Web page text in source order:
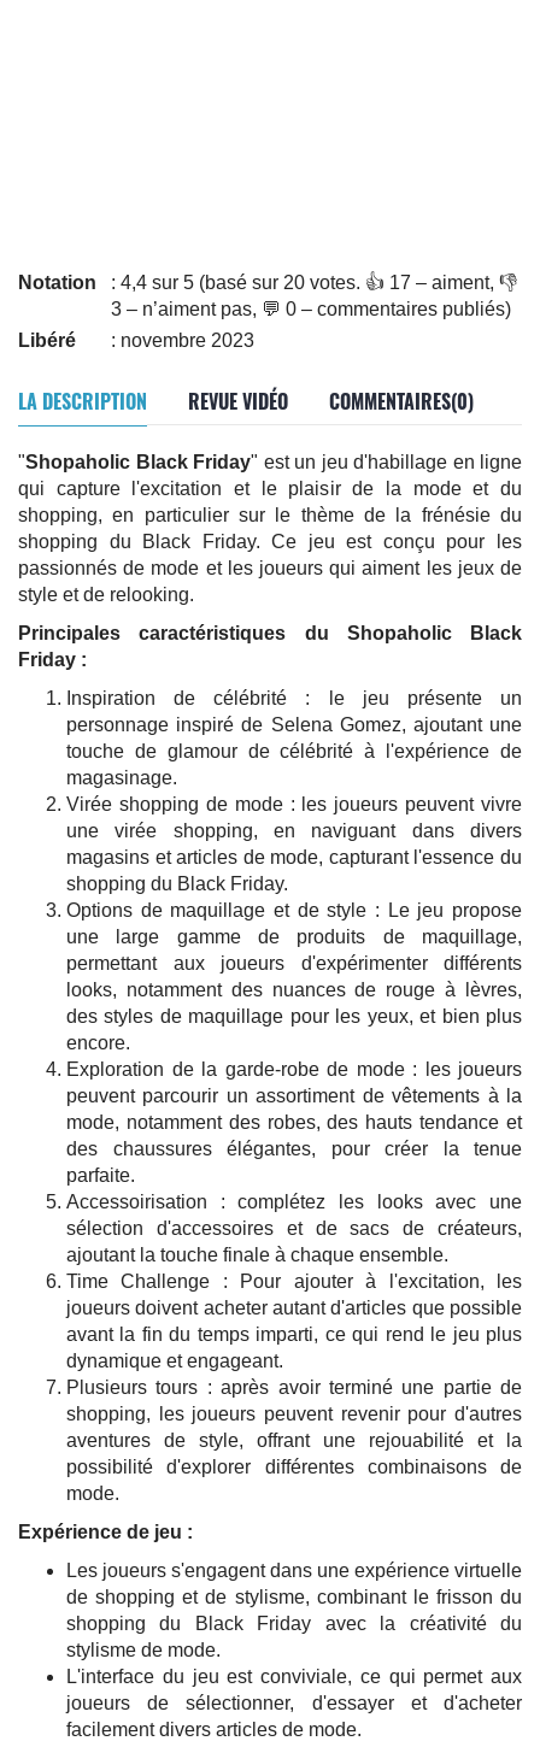
Notation
: 4,4 sur 5 (basé sur 20 votes. 👍 17 – aiment, 👎
3 – n’aiment pas, 💬 0 – commentaires publiés)
Libéré
: novembre 2023
LA DESCRIPTION REVUE VIDÉO COMMENTAIRES(0)
"Shopaholic Black Friday" est un jeu d'habillage en ligne
qui capture l'excitation et le plaisir de la mode et du
shopping, en particulier sur le thème de la frénésie du
shopping du Black Friday. Ce jeu est conçu pour les
passionnés de mode et les joueurs qui aiment les jeux de
style et de relooking.
Principales caractéristiques du Shopaholic Black
Friday :
Inspiration de célébrité : le jeu présente un
personnage inspiré de Selena Gomez, ajoutant une
touche de glamour de célébrité à l'expérience de
magasinage.
Virée shopping de mode : les joueurs peuvent vivre
une virée shopping, en naviguant dans divers
magasins et articles de mode, capturant l'essence du
shopping du Black Friday.
Options de maquillage et de style : Le jeu propose
une large gamme de produits de maquillage,
permettant aux joueurs d'expérimenter différents
looks, notamment des nuances de rouge à lèvres,
des styles de maquillage pour les yeux, et bien plus
encore.
Exploration de la garde-robe de mode : les joueurs
peuvent parcourir un assortiment de vêtements à la
mode, notamment des robes, des hauts tendance et
des chaussures élégantes, pour créer la tenue
parfaite.
Accessoirisation : complétez les looks avec une
sélection d'accessoires et de sacs de créateurs,
ajoutant la touche finale à chaque ensemble.
Time Challenge : Pour ajouter à l'excitation, les
joueurs doivent acheter autant d'articles que possible
avant la fin du temps imparti, ce qui rend le jeu plus
dynamique et engageant.
Plusieurs tours : après avoir terminé une partie de
shopping, les joueurs peuvent revenir pour d'autres
aventures de style, offrant une rejouabilité et la
possibilité d'explorer différentes combinaisons de
mode.
Expérience de jeu :
Les joueurs s'engagent dans une expérience virtuelle
de shopping et de stylisme, combinant le frisson du
shopping du Black Friday avec la créativité du
stylisme de mode.
L'interface du jeu est conviviale, ce qui permet aux
joueurs de sélectionner, d'essayer et d'acheter
facilement divers articles de mode.